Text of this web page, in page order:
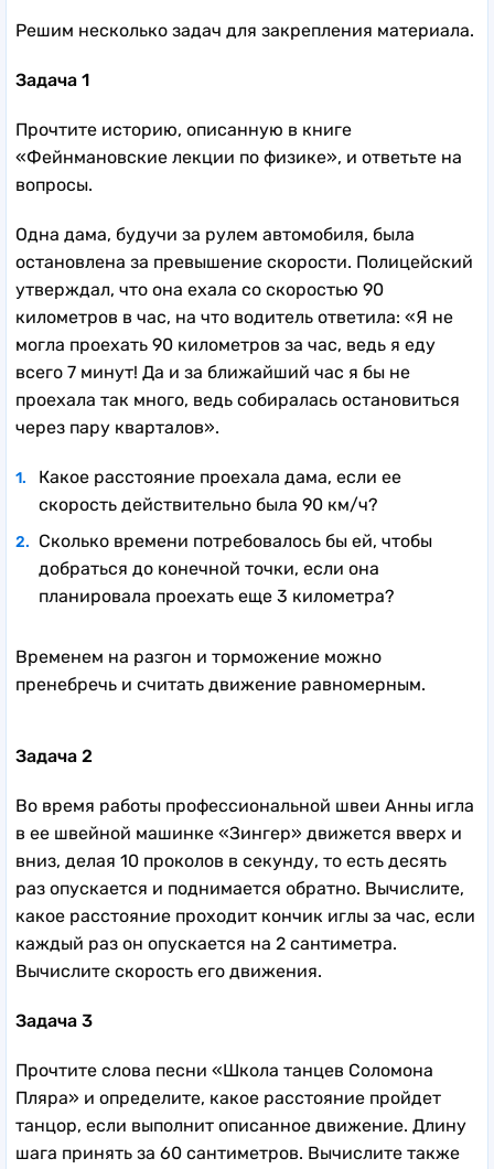
Решим несколько задач для закрепления материала.
Задача 1
Прочтите историю, описанную в книге
«Фейнмановские лекции по физике», и ответьте на
вопросы.
Одна дама, будучи за рулем автомобиля, была
остановлена за превышение скорости. Полицейский
утверждал, что она ехала со скоростью 90
километров в час, на что водитель ответила: «Я не
могла проехать 90 километров за час, ведь я еду
всего 7 минут! Да и за ближайший час я бы не
проехала так много, ведь собиралась остановиться
через пару кварталов».
Какое расстояние проехала дама, если ее
скорость действительно была 90 км/ч?
Сколько времени потребовалось бы ей, чтобы
добраться до конечной точки, если она
планировала проехать еще 3 километра?
Временем на разгон и торможение можно
пренебречь и считать движение равномерным.
Задача 2
Во время работы профессиональной швеи Анны игла
в ее швейной машинке «Зингер» движется вверх и
вниз, делая 10 проколов в секунду, то есть десять
раз опускается и поднимается обратно. Вычислите,
какое расстояние проходит кончик иглы за час, если
каждый раз он опускается на 2 сантиметра.
Вычислите скорость его движения.
Задача 3
Прочтите слова песни «Школа танцев Соломона
Пляра» и определите, какое расстояние пройдет
танцор, если выполнит описанное движение. Длину
шага принять за 60 сантиметров. Вычислите также